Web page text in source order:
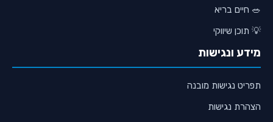
🥗 חיים בריא
💡 תוכן שיווקי
מידע ונגישות
תפריט נגישות מובנה
הצהרת נגישות